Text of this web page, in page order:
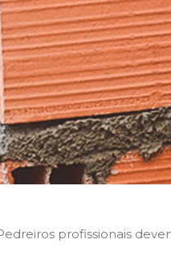
profissionais